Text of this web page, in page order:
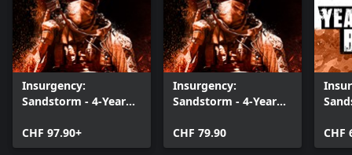
Insurgency:
Sandstorm - 4-Year
CHF 97.90+
Insurgency:
Sandstorm - 4-Year
CHF 79.90
CHF